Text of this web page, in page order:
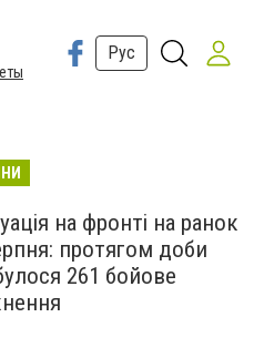
Рус
на фронті на ранок
протягом доби
261 бойове